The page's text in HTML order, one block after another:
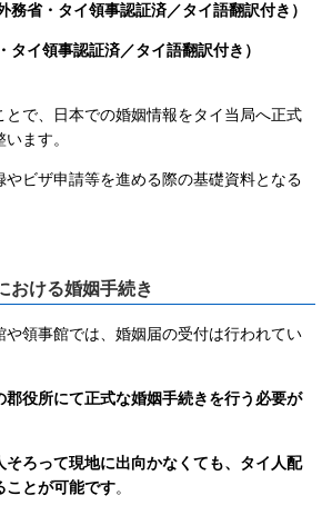
省・タイ領事認証済／タイ語翻訳付き）
イ領事認証済／タイ語翻訳付き）
とで、日本での婚姻情報をタイ当局へ正式
ます。
やビザ申請等を進める際の基礎資料となる
おける婚姻手続き
や領事館では、婚姻届の受付は行われてい
郡役所にて正式な婚姻手続きを行う必要が
そろって現地に出向かなくても、タイ人配
ことが可能です。